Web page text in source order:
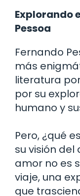
Explorando
Pessoa
Fernando
más
literatura
por su
humano y
Pero, ¿qué
su visión del
amor no es
viaje, una
que